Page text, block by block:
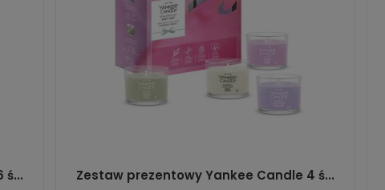
ś... Zestaw prezentowy Yankee Candle 4 ś...